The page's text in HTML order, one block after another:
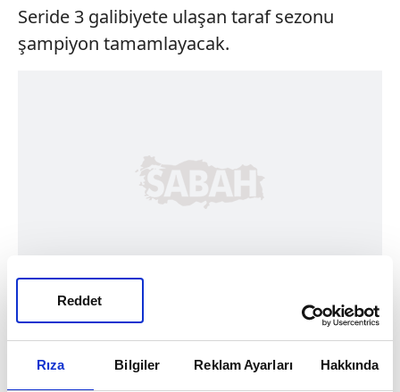
Rıza Bilgiler Reklam Ayarları Hakkında
Reddet
Seride 3 galibiyete ulaşan taraf sezonu
şampiyon tamamlayacak.